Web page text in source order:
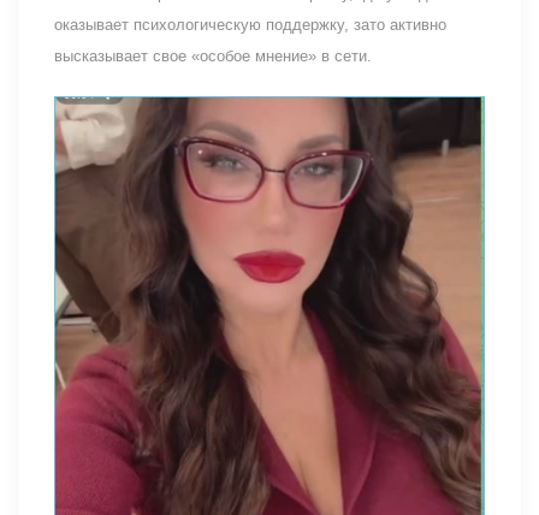
оказывает психологическую поддержку, зато активно
высказывает свое «особое мнение» в сети.